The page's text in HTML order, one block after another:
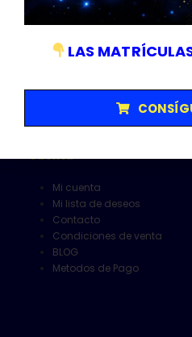
Matriculas
Senalización y V16
Herramientas
Limpieza
Cuenta
Mi cuenta
Mi lista de deseos
Contacto
Condiciones de venta
BLOG
Metodos de Pago
LAS